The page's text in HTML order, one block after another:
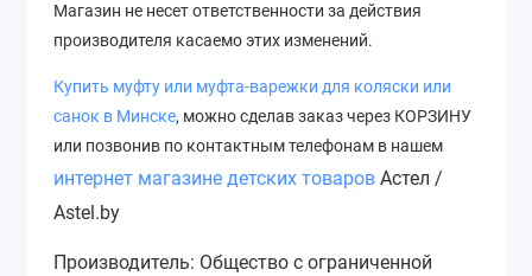
Магазин не несет ответственности за действия
производителя касаемо этих изменений.
Купить муфту или муфта-варежки для коляски или
санок в Минске, можно сделав заказ через КОРЗИНУ
или позвонив по контактным телефонам в нашем
интернет магазине детских товаров Астел /
Astel.by
Производитель: Общество с ограниченной